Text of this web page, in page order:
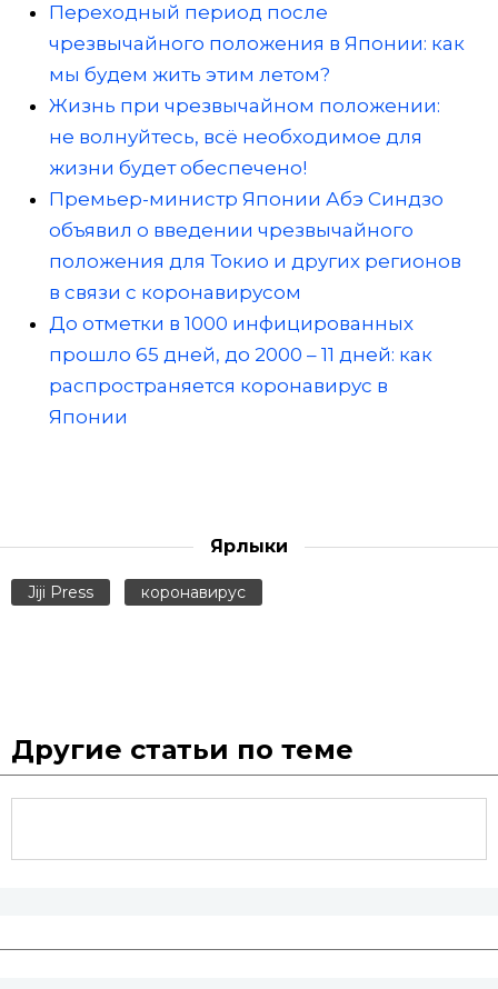
Переходный период после
чрезвычайного положения в Японии: как
мы будем жить этим летом?
Жизнь при чрезвычайном положении:
не волнуйтесь, всё необходимое для
жизни будет обеспечено!
Премьер-министр Японии Абэ Синдзо
объявил о введении чрезвычайного
положения для Токио и других регионов
в связи с коронавирусом
До отметки в 1000 инфицированных
прошло 65 дней, до 2000 – 11 дней: как
распространяется коронавирус в
Японии
Ярлыки
Jiji Press коронавирус
Другие статьи по теме